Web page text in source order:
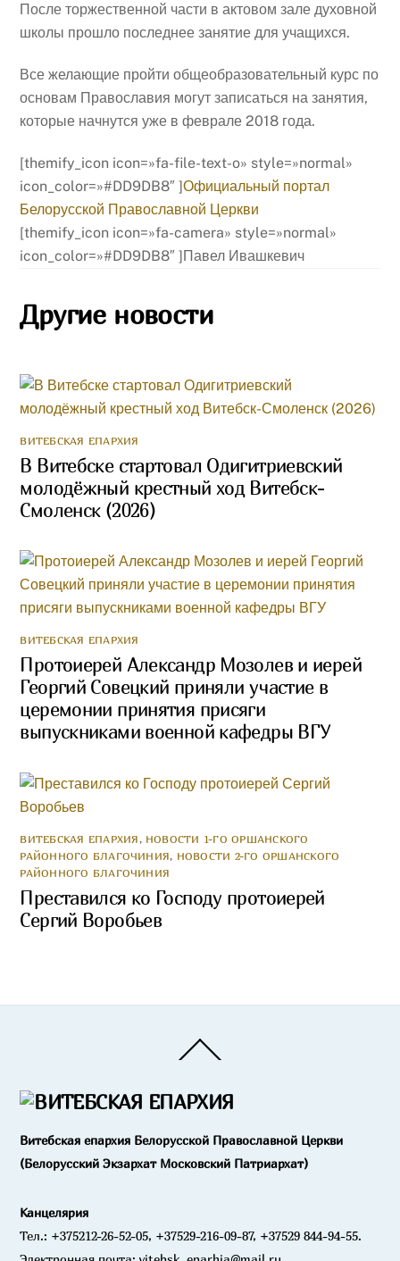
После торжественной части в актовом зале духовной
школы прошло последнее занятие для учащихся.
Все желающие пройти общеобразовательный курс по
основам Православия могут записаться на занятия,
которые начнутся уже в феврале 2018 года.
[themify_icon icon=»fa-file-text-o» style=»normal»
icon_color=»#DD9DB8″ ]Официальный портал
Белорусской Православной Церкви
[themify_icon icon=»fa-camera» style=»normal»
icon_color=»#DD9DB8″ ]Павел Ивашкевич
Другие новости
ВИТЕБСКАЯ ЕПАРХИЯ
В Витебске стартовал Одигитриевский
молодёжный крестный ход Витебск-
Смоленск (2026)
ВИТЕБСКАЯ ЕПАРХИЯ
Протоиерей Александр Мозолев и иерей
Георгий Совецкий приняли участие в
церемонии принятия присяги
выпускниками военной кафедры ВГУ
ВИТЕБСКАЯ ЕПАРХИЯ, НОВОСТИ 1-ГО ОРШАНСКОГО
РАЙОННОГО БЛАГОЧИНИЯ, НОВОСТИ 2-ГО ОРШАНСКОГО
РАЙОННОГО БЛАГОЧИНИЯ
Преставился ко Господу протоиерей
Сергий Воробьев
To
Витебская епархия Белорусской Православной Церкви
(Белорусский Экзархат Московский Патриархат)
Канцелярия
Тел.: +375212-26-52-05, +37529-216-09-87, +37529 844-94-55.